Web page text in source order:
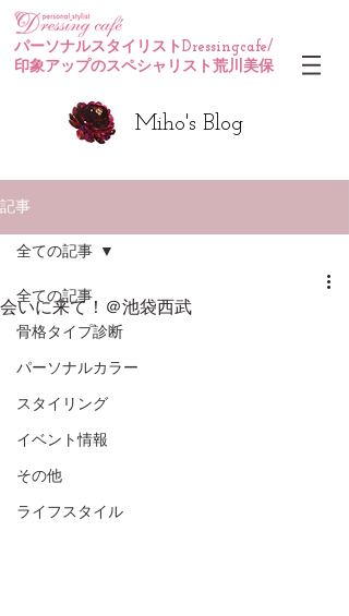
パーソナルスタイリストDressingcafe/
印象アップのスペシャリスト荒川美保
Miho's Blog
記事
全ての記事
骨格タイプ診断
パーソナルカラー
スタイリング
イベント情報
その他
ライフスタイル
全ての記事
会いに来て！＠池袋西武